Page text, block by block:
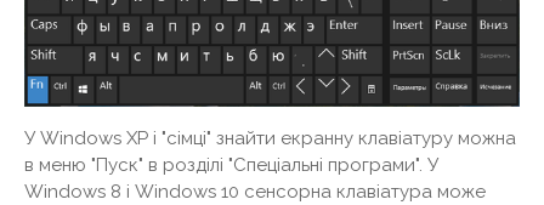
У Windows XP і "сімці" знайти екранну клавіатуру можна
в меню "Пуск" в розділі "Спеціальні програми". У
Windows 8 і Windows 10 сенсорна клавіатура може